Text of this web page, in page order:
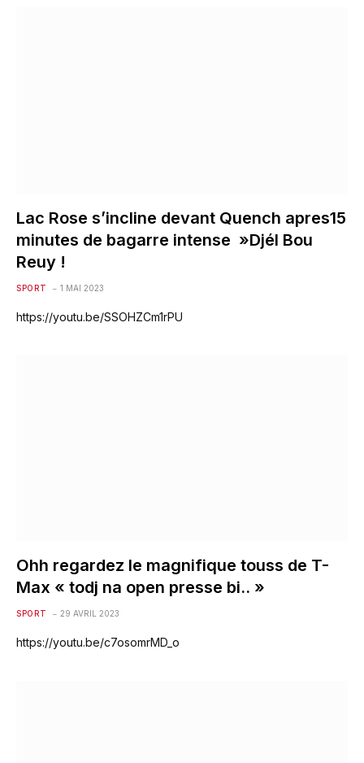
Lac Rose s’incline devant Quench apres15
minutes de bagarre intense »Djél Bou
Reuy !
SPORT 1 MAI 2023
https://youtu.be/SSOHZCm1rPU
Ohh regardez le magnifique touss de T-
Max « todj na open presse bi.. »
SPORT 29 AVRIL 2023
https://youtu.be/c7osomrMD_o